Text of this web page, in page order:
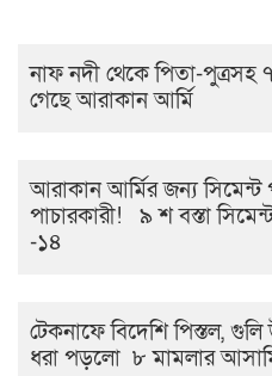
নাফ নদী থেকে পিতা-
গেছে আরাকান আর্মি
আরাকান আর্মির জন্য সিমেন্ট
পাচারকারী! ৯ শ বস্তা
-১৪
টেকনাফে বিদেশি পিস্তল,
ধরা পড়লো ৮ মামলার